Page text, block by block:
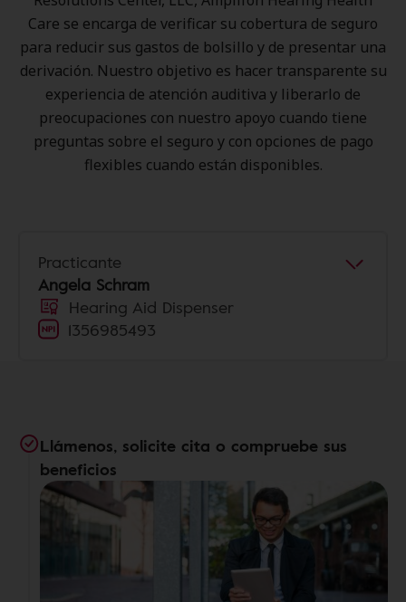
Care se encarga de verificar su cobertura de seguro
para reducir sus gastos de bolsillo y de presentar una
derivación. Nuestro objetivo es hacer transparente su
experiencia de atención auditiva y liberarlo de
preocupaciones con nuestro apoyo cuando tiene
preguntas sobre el seguro y con opciones de pago
flexibles cuando están disponibles.
Practicante
Angela Schram
Hearing Aid Dispenser
1356985493
Llámenos, solicite cita o compruebe sus
beneficios